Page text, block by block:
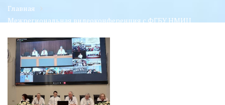
Главная
Межрегиональная видеоконференция с ФГБУ НМИЦ